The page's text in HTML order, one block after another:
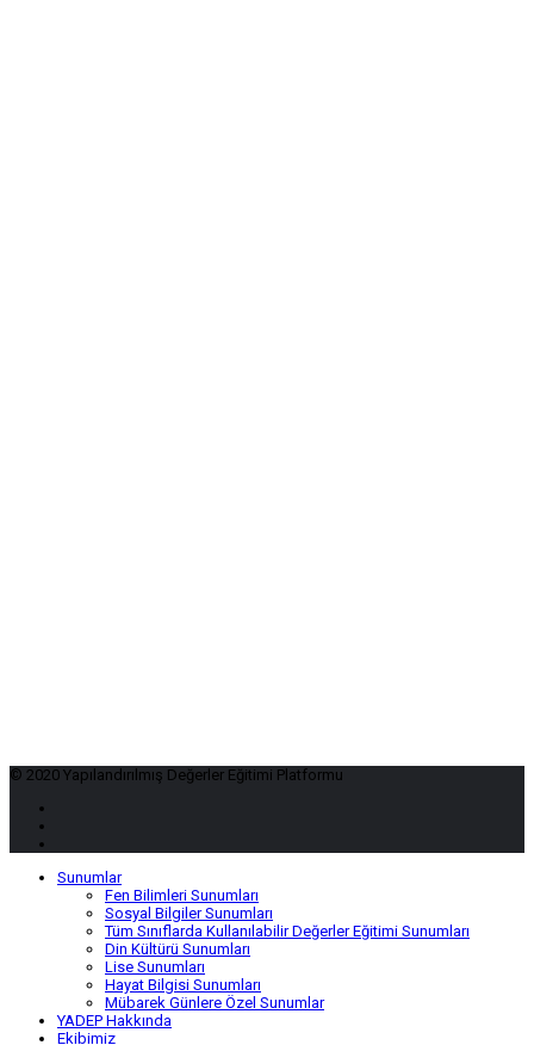
© 2020 Yapılandırılmış Değerler Eğitimi Platformu
Sunumlar
Fen Bilimleri Sunumları
Sosyal Bilgiler Sunumları
Tüm Sınıflarda Kullanılabilir Değerler Eğitimi Sunumları
Din Kültürü Sunumları
Lise Sunumları
Hayat Bilgisi Sunumları
Mübarek Günlere Özel Sunumlar
YADEP Hakkında
Ekibimiz